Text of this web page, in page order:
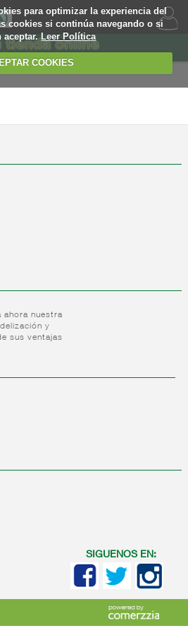
para optimizar la experiencia del
cookies si continúa navegando o si
aceptar.Leer Política
COOKIES
ahora nuestra
y
sus ventajas
SIGUENOS EN: